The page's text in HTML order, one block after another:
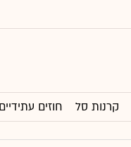
קרנות סל חוזים עתידיים